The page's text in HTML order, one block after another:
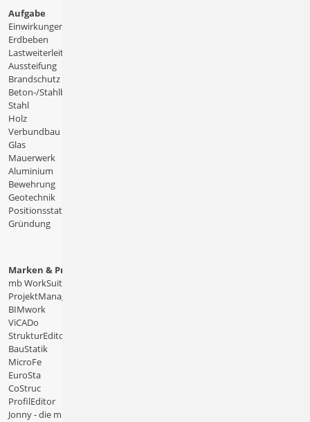
Aufgabe
Einwirkungen
Erdbeben
Lastweiterleitung
Aussteifung
Brandschutz
Beton-/Stahlbeton
Stahl
Holz
Verbundbau
Glas
Mauerwerk
Aluminium
Bewehrung
Geotechnik
Positionsstatik
Gründung
Marken & Produkte
mb WorkSuite
ProjektManager
BIMwork
ViCADo
StrukturEditor
BauStatik
MicroFe
EuroSta
CoStruc
ProfilEditor
Jonny - die mb-App